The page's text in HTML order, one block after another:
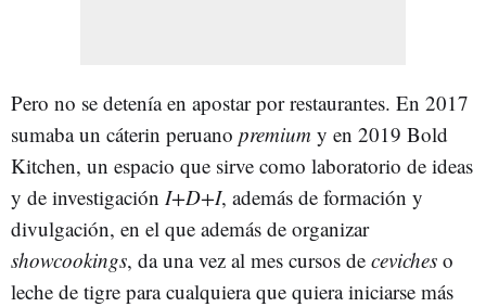
Pero no se detenía en apostar por restaurantes. En 2017
sumaba un cáterin peruano premium y en 2019 Bold
Kitchen, un espacio que sirve como laboratorio de ideas
y de investigación I+D+I, además de formación y
divulgación, en el que además de organizar
showcookings, da una vez al mes cursos de ceviches o
leche de tigre para cualquiera que quiera iniciarse más